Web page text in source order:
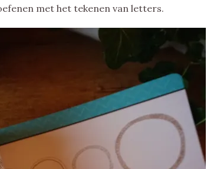
met het tekenen van letters.